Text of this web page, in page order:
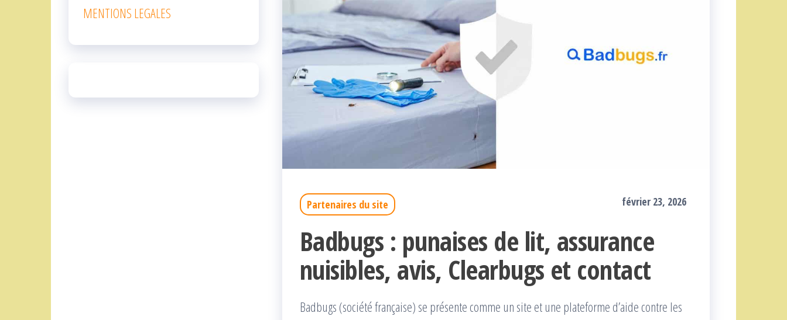
Partenaires du site février 23, 2026
Badbugs : punaises de lit, assurance
nuisibles, avis, Clearbugs et contact
Badbugs (société française) se présente comme un site et une plateforme d’aide contre les
MENTIONS LEGALES